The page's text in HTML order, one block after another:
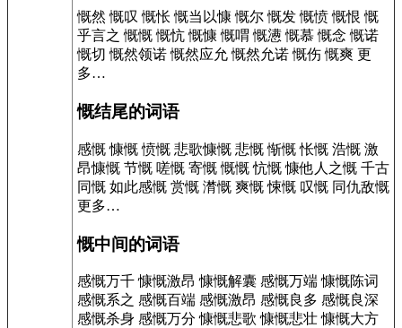
慨然 慨叹 慨怅 慨当以慷 慨尔 慨发 慨愤 慨恨 慨
乎言之 慨慨 慨忼 慨慷 慨喟 慨懑 慨慕 慨念 慨诺
慨切 慨然领诺 慨然应允 慨然允诺 慨伤 慨爽 更
多…
慨结尾的词语
感慨 慷慨 愤慨 悲歌慷慨 悲慨 惭慨 怅慨 浩慨 激
昂慷慨 节慨 嗟慨 寄慨 慨慨 忼慨 慷他人之慨 千古
同慨 如此感慨 赏慨 潸慨 爽慨 悚慨 叹慨 同仇敌慨
更多…
慨中间的词语
感慨万千 慷慨激昂 慷慨解囊 感慨万端 慷慨陈词
感慨系之 感慨百端 感慨激昂 感慨良多 感慨良深
感慨杀身 感慨万分 慷慨悲歌 慷慨悲壮 慷慨大方